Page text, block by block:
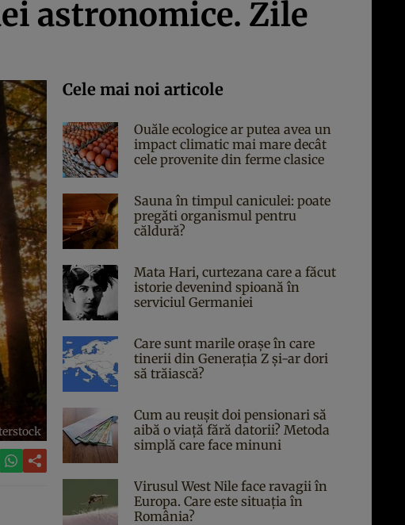
astronomice. Zile
Cele mai noi articole
Ouăle ecologice ar putea avea un
impact climatic mai mare decât
cele provenite din ferme clasice
Sauna în timpul caniculei: poate
pregăti organismul pentru
căldură?
Mata Hari, curtezana care a făcut
istorie devenind spioană în
serviciul Germaniei
Care sunt marile orașe în care
tinerii din Generația Z și-ar dori
să trăiască?
Cum au reușit doi pensionari să
aibă o viață fără datorii? Metoda
simplă care face minuni
Virusul West Nile face ravagii în
Europa. Care este situația în
România?